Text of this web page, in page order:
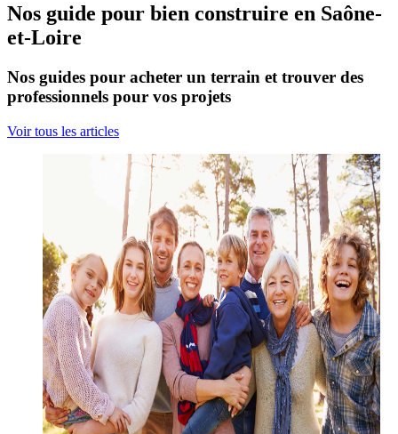
Nos guide pour bien construire en Saône-
et-Loire
Nos guides pour acheter un terrain et trouver des
professionnels pour vos projets
Voir tous les articles